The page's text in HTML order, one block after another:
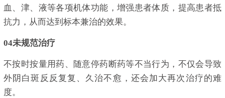
血、津、液等各项机体功能，增强患者体质，提高患者抵
抗力，从而达到标本兼治的效果。
04未规范治疗
不按时按量用药、随意停药断药等不当行为，不仅会导致
外阴白斑反反复复、久治不愈，还会加大再次治疗的难
度。